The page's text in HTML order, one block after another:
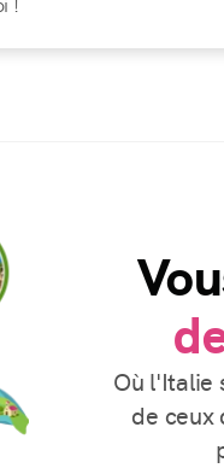
!
Où l'Italie
de ceux